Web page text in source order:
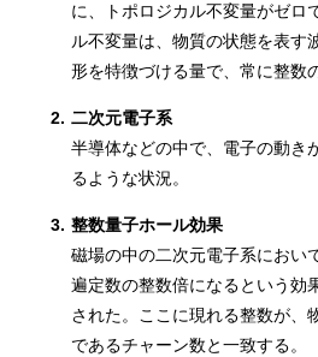
に、トポロジカル不変量がゼロ
ル不変量は、物質の状態を表す
形を特徴づける量で、常に整数
2. 二次元電子系
半導体などの中で、電子の動き
るような状況。
3. 整数量子ホール効果
磁場の中の二次元電子系におい
遍定数の整数倍になるという効
された。ここに現れる整数が、
であるチャーン数と一致する。